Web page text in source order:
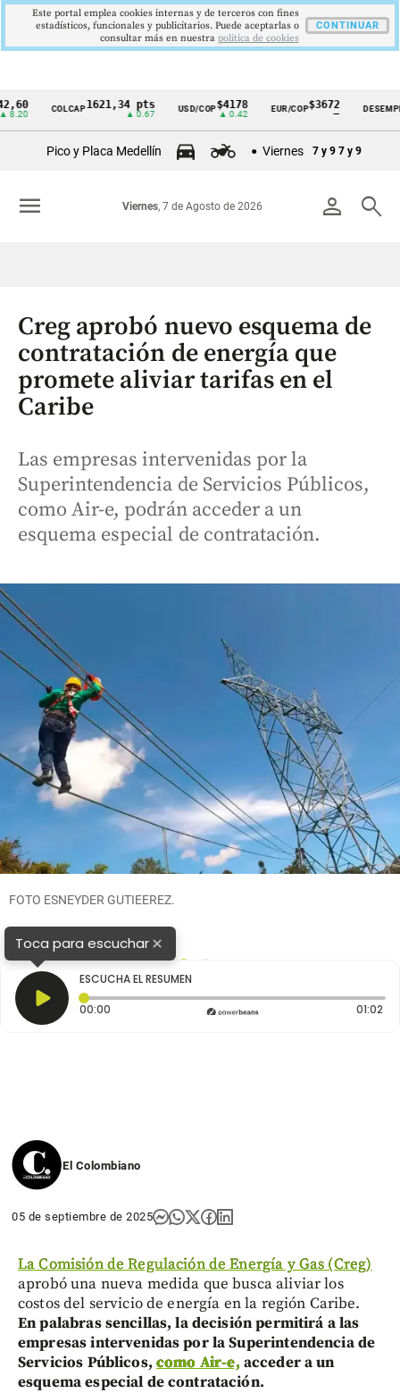
Cintillo
Colombia
COLCAP1621,34 pts USD/COP$4178
▲ 0.42
EUR/COP$3672
—
DESEMPLEO
▼
Pico y Placa Medellín Viernes 7 y 9 7 y 9
person search
Viernes, 7 de Agosto de 2026
menu
Creg aprobó nuevo esquema de
contratación de energía que
promete aliviar tarifas en el
Caribe
Las empresas intervenidas por la
Superintendencia de Servicios Públicos,
como Air-e, podrán acceder a un
esquema especial de contratación.
FOTO ESNEYDER GUTIEEREZ.
Toca para escuchar×
ESCUCHA EL RESUMEN
00:00 Tiempo transcurrido: 0 segundos 01:02
El Colombiano
05 de septiembre de 2025
La Comisión de Regulación de Energía y Gas (Creg)
aprobó una nueva medida que busca aliviar los
costos del servicio de energía en la región Caribe.
En palabras sencillas, la decisión permitirá a las
empresas intervenidas por la Superintendencia de
Servicios Públicos, como Air-e, acceder a un
esquema especial de contratación.
Este portal emplea cookies internas y de terceros con fines
estadísticos, funcionales y publicitarios. Puede aceptarlas o
consultar más en nuestra politica de cookies
CONTINUAR